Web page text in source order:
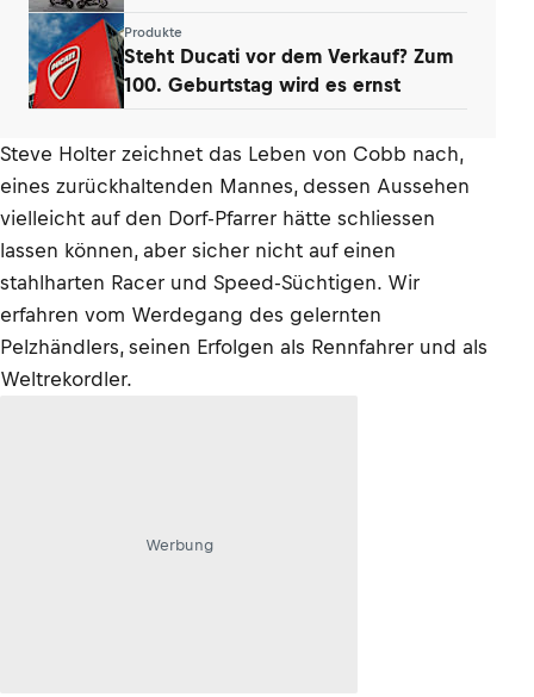
Produkte
Steht Ducati vor dem Verkauf? Zum
100. Geburtstag wird es ernst
Steve Holter zeichnet das Leben von Cobb nach,
eines zurückhaltenden Mannes, dessen Aussehen
vielleicht auf den Dorf-Pfarrer hätte schliessen
lassen können, aber sicher nicht auf einen
stahlharten Racer und Speed-Süchtigen. Wir
erfahren vom Werdegang des gelernten
Pelzhändlers, seinen Erfolgen als Rennfahrer und als
Weltrekordler.
Werbung